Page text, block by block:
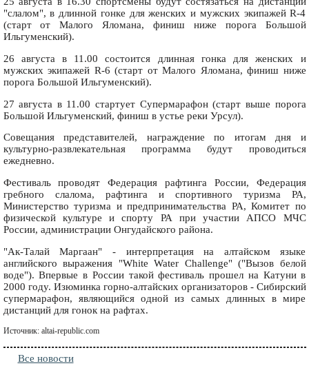
"слалом", в длинной гонке для женских и мужских экипажей R-4
(старт от Малого Яломана, финиш ниже порога Большой
Ильгуменский).
26 августа в 11.00 состоится длинная гонка для женских и
мужских экипажей R-6 (старт от Малого Яломана, финиш ниже
порога Большой Ильгуменский).
27 августа в 11.00 стартует Супермарафон (старт выше порога
Большой Ильгуменский, финиш в устье реки Урсул).
Совещания представителей, награждение по итогам дня и
культурно-развлекательная программа будут проводиться
ежедневно.
Фестиваль проводят Федерация рафтинга России, Федерация
гребного слалома, рафтинга и спортивного туризма РА,
Министерство туризма и предпринимательства РА, Комитет по
физической культуре и спорту РА при участии АПСО МЧС
России, администрации Онгудайского района.
"Ак-Талай Маргаан" - интерпретация на алтайском языке
английского выражения "White Water Challenge" ("Вызов белой
воде"). Впервые в России такой фестиваль прошел на Катуни в
2000 году. Изюминка горно-алтайских организаторов - Сибирский
супермарафон, являющийся одной из самых длинных в мире
дистанций для гонок на рафтах.
Источник: altai-republic.com
Все новости